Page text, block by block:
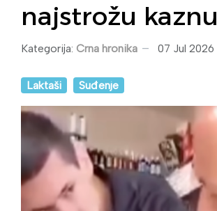
najstrožu kaznu
Kategorija: Crna hronika 07 Jul 2026
Laktaši Suđenje